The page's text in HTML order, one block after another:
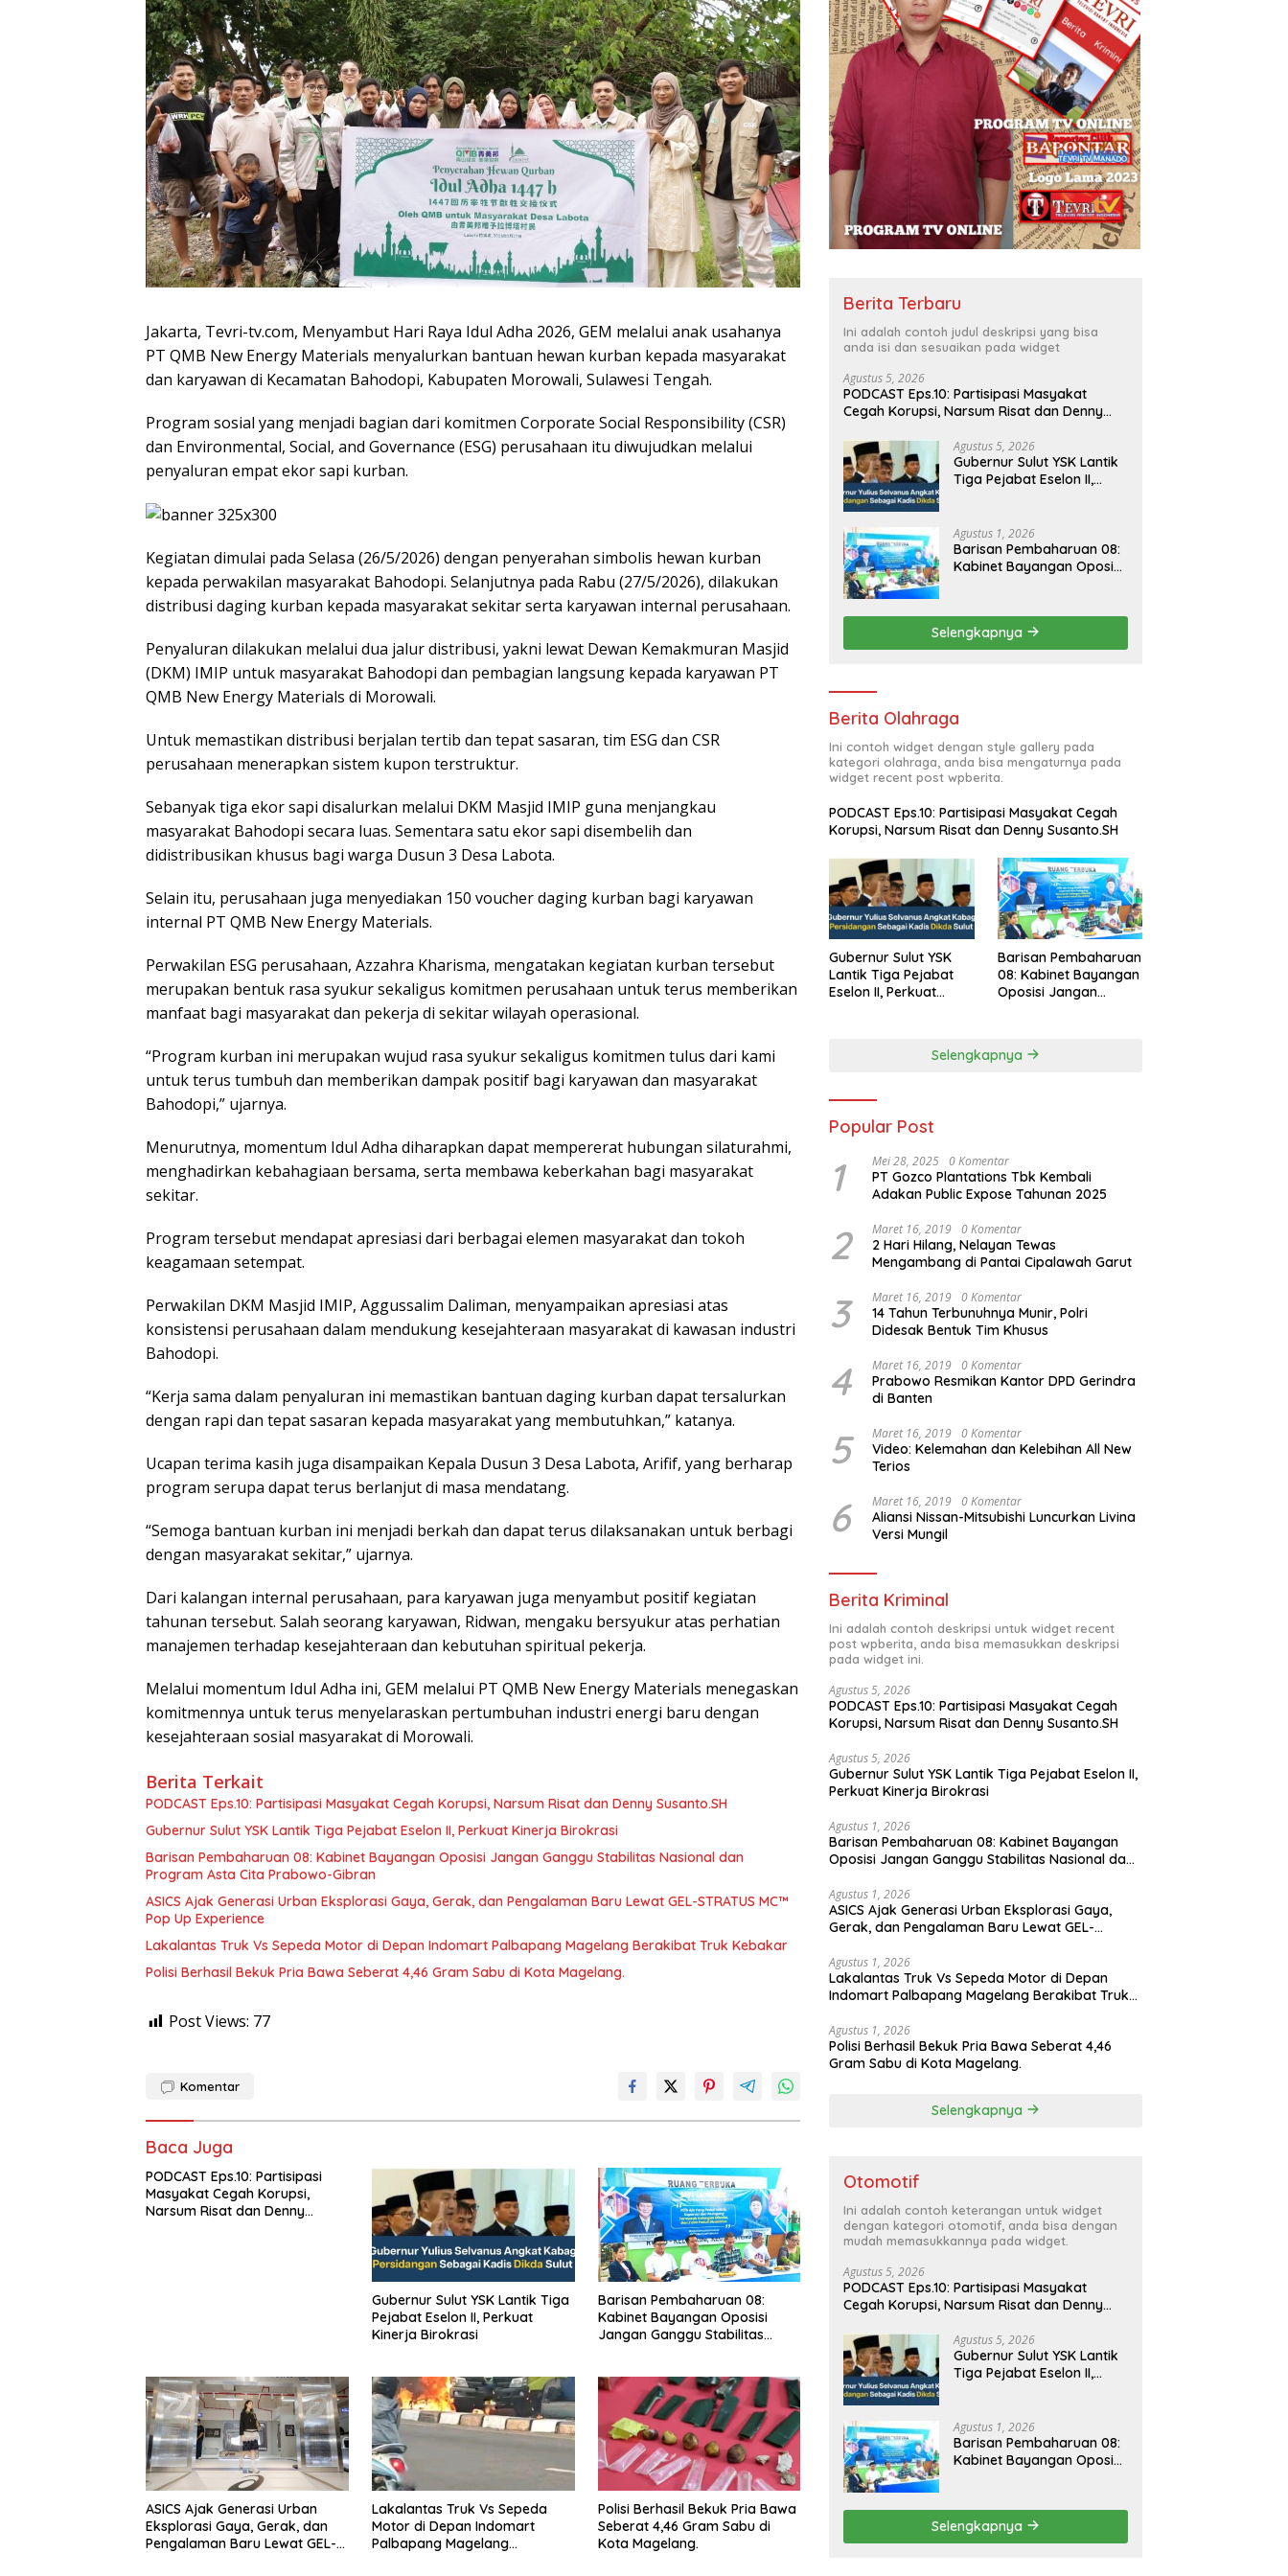
Jakarta, Tevri-tv.com, Menyambut Hari Raya Idul Adha 2026, GEM melalui anak usahanya
PT QMB New Energy Materials menyalurkan bantuan hewan kurban kepada masyarakat
dan karyawan di Kecamatan Bahodopi, Kabupaten Morowali, Sulawesi Tengah.
Program sosial yang menjadi bagian dari komitmen Corporate Social Responsibility (CSR)
dan Environmental, Social, and Governance (ESG) perusahaan itu diwujudkan melalui
penyaluran empat ekor sapi kurban.
Kegiatan dimulai pada Selasa (26/5/2026) dengan penyerahan simbolis hewan kurban
kepada perwakilan masyarakat Bahodopi. Selanjutnya pada Rabu (27/5/2026), dilakukan
distribusi daging kurban kepada masyarakat sekitar serta karyawan internal perusahaan.
Penyaluran dilakukan melalui dua jalur distribusi, yakni lewat Dewan Kemakmuran Masjid
(DKM) IMIP untuk masyarakat Bahodopi dan pembagian langsung kepada karyawan PT
QMB New Energy Materials di Morowali.
Untuk memastikan distribusi berjalan tertib dan tepat sasaran, tim ESG dan CSR
perusahaan menerapkan sistem kupon terstruktur.
Sebanyak tiga ekor sapi disalurkan melalui DKM Masjid IMIP guna menjangkau
masyarakat Bahodopi secara luas. Sementara satu ekor sapi disembelih dan
didistribusikan khusus bagi warga Dusun 3 Desa Labota.
Selain itu, perusahaan juga menyediakan 150 voucher daging kurban bagi karyawan
internal PT QMB New Energy Materials.
Perwakilan ESG perusahaan, Azzahra Kharisma, mengatakan kegiatan kurban tersebut
merupakan bentuk rasa syukur sekaligus komitmen perusahaan untuk terus memberikan
manfaat bagi masyarakat dan pekerja di sekitar wilayah operasional.
“Program kurban ini merupakan wujud rasa syukur sekaligus komitmen tulus dari kami
untuk terus tumbuh dan memberikan dampak positif bagi karyawan dan masyarakat
Bahodopi,” ujarnya.
Menurutnya, momentum Idul Adha diharapkan dapat mempererat hubungan silaturahmi,
menghadirkan kebahagiaan bersama, serta membawa keberkahan bagi masyarakat
sekitar.
Program tersebut mendapat apresiasi dari berbagai elemen masyarakat dan tokoh
keagamaan setempat.
Perwakilan DKM Masjid IMIP, Aggussalim Daliman, menyampaikan apresiasi atas
konsistensi perusahaan dalam mendukung kesejahteraan masyarakat di kawasan industri
Bahodopi.
“Kerja sama dalam penyaluran ini memastikan bantuan daging kurban dapat tersalurkan
dengan rapi dan tepat sasaran kepada masyarakat yang membutuhkan,” katanya.
Ucapan terima kasih juga disampaikan Kepala Dusun 3 Desa Labota, Arifif, yang berharap
program serupa dapat terus berlanjut di masa mendatang.
“Semoga bantuan kurban ini menjadi berkah dan dapat terus dilaksanakan untuk berbagi
dengan masyarakat sekitar,” ujarnya.
Dari kalangan internal perusahaan, para karyawan juga menyambut positif kegiatan
tahunan tersebut. Salah seorang karyawan, Ridwan, mengaku bersyukur atas perhatian
manajemen terhadap kesejahteraan dan kebutuhan spiritual pekerja.
Melalui momentum Idul Adha ini, GEM melalui PT QMB New Energy Materials menegaskan
komitmennya untuk terus menyelaraskan pertumbuhan industri energi baru dengan
kesejahteraan sosial masyarakat di Morowali.
Berita Terkait
PODCAST Eps.10: Partisipasi Masyakat Cegah Korupsi, Narsum Risat dan Denny Susanto.SH
Gubernur Sulut YSK Lantik Tiga Pejabat Eselon II, Perkuat Kinerja Birokrasi
Barisan Pembaharuan 08: Kabinet Bayangan Oposisi Jangan Ganggu Stabilitas Nasional dan
Program Asta Cita Prabowo-Gibran
ASICS Ajak Generasi Urban Eksplorasi Gaya, Gerak, dan Pengalaman Baru Lewat GEL-STRATUS MC™
Pop Up Experience
Lakalantas Truk Vs Sepeda Motor di Depan Indomart Palbapang Magelang Berakibat Truk Kebakar
Polisi Berhasil Bekuk Pria Bawa Seberat 4,46 Gram Sabu di Kota Magelang.
Post Views: 77
Komentar
Baca Juga
PODCAST Eps.10: Partisipasi
Masyakat Cegah Korupsi,
Narsum Risat dan Denny
Gubernur Sulut YSK Lantik Tiga
Pejabat Eselon II, Perkuat
Kinerja Birokrasi
Barisan Pembaharuan 08:
Kabinet Bayangan Oposisi
Jangan Ganggu Stabilitas
ASICS Ajak Generasi Urban
Eksplorasi Gaya, Gerak, dan
Pengalaman Baru Lewat GEL-
Lakalantas Truk Vs Sepeda
Motor di Depan Indomart
Palbapang Magelang
Polisi Berhasil Bekuk Pria Bawa
Seberat 4,46 Gram Sabu di
Kota Magelang.
Berita Terbaru
Ini adalah contoh judul deskripsi yang bisa
anda isi dan sesuaikan pada widget
Agustus 5, 2026
PODCAST Eps.10: Partisipasi Masyakat
Cegah Korupsi, Narsum Risat dan Denny
Agustus 5, 2026
Gubernur Sulut YSK Lantik
Tiga Pejabat Eselon II,
Agustus 1, 2026
Barisan Pembaharuan 08:
Kabinet Bayangan Oposisi
Asta Cita Prabowo-Gibran
Selengkapnya
Berita Olahraga
Ini contoh widget dengan style gallery pada
kategori olahraga, anda bisa mengaturnya pada
widget recent post wpberita.
PODCAST Eps.10: Partisipasi Masyakat Cegah
Korupsi, Narsum Risat dan Denny Susanto.SH
Gubernur Sulut YSK
Lantik Tiga Pejabat
Eselon II, Perkuat
Barisan Pembaharuan
08: Kabinet Bayangan
Oposisi Jangan
Prabowo-Gibran
Selengkapnya
Popular Post
1 Mei 28, 2025 0 Komentar
PT Gozco Plantations Tbk Kembali
Adakan Public Expose Tahunan 2025
2 Maret 16, 2019 0 Komentar
2 Hari Hilang, Nelayan Tewas
Mengambang di Pantai Cipalawah Garut
3 Maret 16, 2019 0 Komentar
14 Tahun Terbunuhnya Munir, Polri
Didesak Bentuk Tim Khusus
4 Maret 16, 2019 0 Komentar
Prabowo Resmikan Kantor DPD Gerindra
di Banten
5 Maret 16, 2019 0 Komentar
Video: Kelemahan dan Kelebihan All New
Terios
6 Maret 16, 2019 0 Komentar
Aliansi Nissan-Mitsubishi Luncurkan Livina
Versi Mungil
Berita Kriminal
Ini adalah contoh deskripsi untuk widget recent
post wpberita, anda bisa memasukkan deskripsi
pada widget ini.
Agustus 5, 2026
PODCAST Eps.10: Partisipasi Masyakat Cegah
Korupsi, Narsum Risat dan Denny Susanto.SH
Agustus 5, 2026
Gubernur Sulut YSK Lantik Tiga Pejabat Eselon II,
Perkuat Kinerja Birokrasi
Agustus 1, 2026
Barisan Pembaharuan 08: Kabinet Bayangan
Oposisi Jangan Ganggu Stabilitas Nasional dan
Agustus 1, 2026
ASICS Ajak Generasi Urban Eksplorasi Gaya,
Gerak, dan Pengalaman Baru Lewat GEL-
Agustus 1, 2026
Lakalantas Truk Vs Sepeda Motor di Depan
Indomart Palbapang Magelang Berakibat Truk
Agustus 1, 2026
Polisi Berhasil Bekuk Pria Bawa Seberat 4,46
Gram Sabu di Kota Magelang.
Selengkapnya
Otomotif
Ini adalah contoh keterangan untuk widget
dengan kategori otomotif, anda bisa dengan
mudah memasukkannya pada widget.
Agustus 5, 2026
PODCAST Eps.10: Partisipasi Masyakat
Cegah Korupsi, Narsum Risat dan Denny
Agustus 5, 2026
Gubernur Sulut YSK Lantik
Tiga Pejabat Eselon II,
Agustus 1, 2026
Barisan Pembaharuan 08:
Kabinet Bayangan Oposisi
Asta Cita Prabowo-Gibran
Selengkapnya